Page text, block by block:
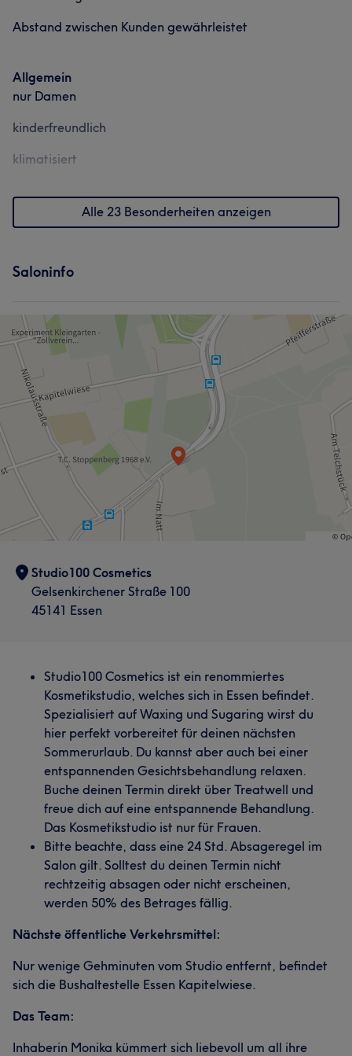
Abstand zwischen Kunden gewährleistet
Allgemein
nur Damen
kinderfreundlich
klimatisiert
Alle 23 Besonderheiten anzeigen
Saloninfo
Studio100 Cosmetics
Gelsenkirchener Straße 100
45141 Essen
Studio100 Cosmetics ist ein renommiertes
Kosmetikstudio, welches sich in Essen befindet.
Spezialisiert auf Waxing und Sugaring wirst du
hier perfekt vorbereitet für deinen nächsten
Sommerurlaub. Du kannst aber auch bei einer
entspannenden Gesichtsbehandlung relaxen.
Buche deinen Termin direkt über Treatwell und
freue dich auf eine entspannende Behandlung.
Das Kosmetikstudio ist nur für Frauen.
Bitte beachte, dass eine 24 Std. Absageregel im
Salon gilt. Solltest du deinen Termin nicht
rechtzeitig absagen oder nicht erscheinen,
werden 50% des Betrages fällig.
Nächste öffentliche Verkehrsmittel:
Nur wenige Gehminuten vom Studio entfernt, befindet
sich die Bushaltestelle Essen Kapitelwiese.
Das Team:
Inhaberin Monika kümmert sich liebevoll um all ihre